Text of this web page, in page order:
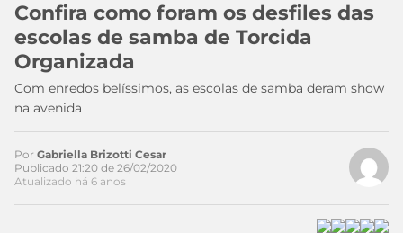
DE
APOSTA
MELHORES
SITES
DE
APOSTAS
2026
COPA
DO
MUNDO
TIMES
MEU
TIME
CAMPEONATOS
Confira como foram os desfiles das
escolas de samba de Torcida
Organizada
Com enredos belíssimos, as escolas de samba deram show
na avenida
Por Gabriella Brizotti Cesar
Publicado 21:20 de 26/02/2020
Atualizado há 6 anos